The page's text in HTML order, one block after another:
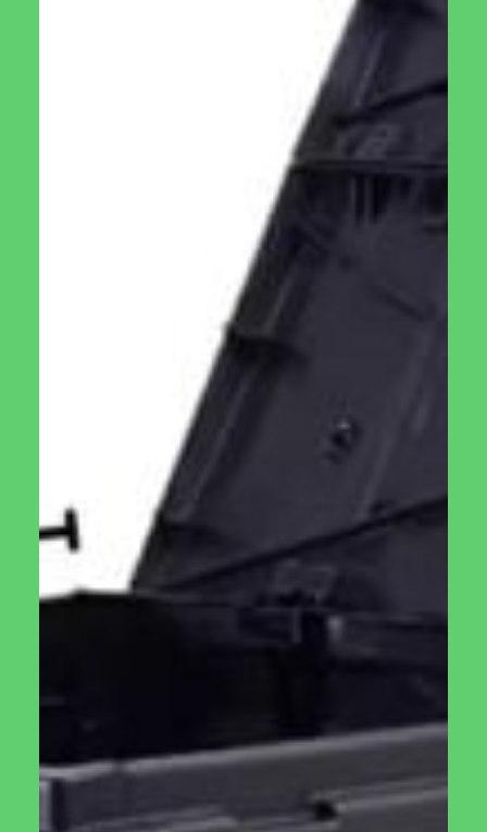
מתקן האכלה לציפורים עמיד
בכל מזג אוויר
שלא יתנתקו מהחלון בקלות.
מגש האכלה נשלף
מגש האכלה מחולק ל3 חלקים ובכך מאפשר לשים סוגי מזון שונים
ולמשוך ציפורים שונות. כך גם אפשר ללמוד איזה מיני ציפורים
מעדיפות איזה סוג של זרעים וגרעינים. מכיוון שמגש האכלה נשלף
בקלות אפשר להוציאו ולשטוף אותו ולחדש את המלאי מבלי
להוציא את מתקן האכלה לציפורים ממקומו.
במתקן האכלה לציפורים זה יש חורי הניקוז המאפשרים יציאה של
מי גשמים. ניקוז זה מאפשר שמירה על איכות הגרעינים לאורך זמן
גגון
במתקן זה יש גג אשר שומר מפני גשמים ומאפשר האכלה ומחסה
לציפורים בכל עונות השנה.
בחירת מקום אידיאלי
המתקן שלנו מיועד להדבק לחלון הבית ובכך לאפשר לכם ולילדכם
לצפות בציפורים המגיעים לבקרכם.
אך זכרו יש לכבד ולדאוג לציפורים לכן מקמו את המתקן הרחק
מהשיג ידם של חתולים. הימנעו מקומות הקרובים מידי לקרקע או